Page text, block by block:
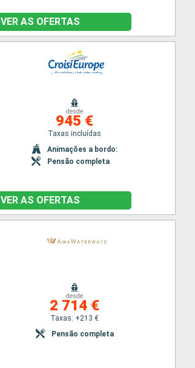
VER AS OFERTAS
desde
945 €
Taxas incluídas
Animações a bordo:
Pensão completa
VER AS OFERTAS
desde
2 714 €
Taxas: +213 €
Pensão completa